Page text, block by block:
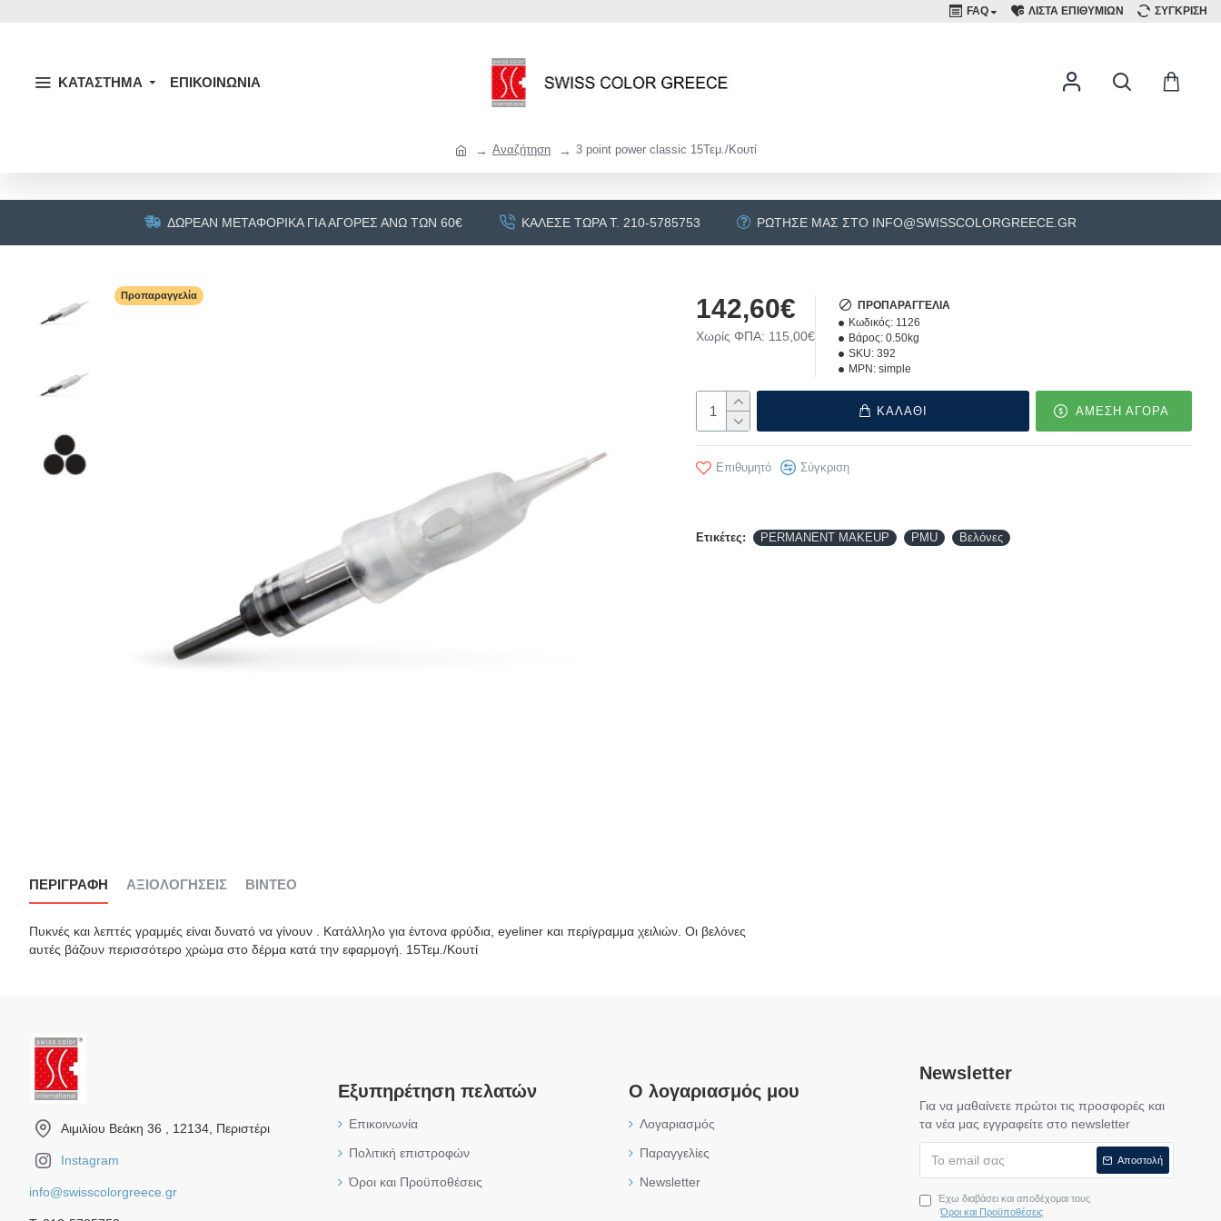
FAQ ΛΙΣΤΑ ΕΠΙΘΥΜΙΩΝ ΣΥΓΚΡΙΣΗ
ΚΑΤΑΣΤΗΜΑ ΕΠΙΚΟΙΝΩΝΙΑ
Αναζήτηση 3 point power classic 15Τεμ./Κουτί
ΔΩΡΕΆΝ ΜΕΤΑΦΟΡΙΚΆ ΓΙΑ ΑΓΟΡΈΣ ΆΝΩ ΤΩΝ 60€ ΚΆΛΕΣΕ ΤΏΡΑ Τ. 210-5785753 ΡΏΤΗΣΕ ΜΑΣ ΣΤΟ INFO@SWISSCOLORGREECE.GR
Προπαραγγελία 142,60€
Χωρίς ΦΠΑ: 115,00€
ΠΡΟΠΑΡΑΓΓΕΛΊΑ
Κωδικός: 1126
Βάρος: 0.50kg
SKU: 392
MPN: simple
ΚΑΛΑΘΙ ΑΜΕΣΗ ΑΓΟΡΑ
Επιθυμητό Σύγκριση
Ετικέτες: PERMANENT MAKEUP PMU Βελόνες
ΠΕΡΙΓΡΑΦΉ ΑΞΙΟΛΟΓΉΣΕΙΣ ΒΊΝΤΕΟ
Πυκνές και λεπτές γραμμές είναι δυνατό να γίνουν . Κατάλληλο για έντονα φρύδια, eyeliner και περίγραμμα χειλιών. Οι βελόνες
αυτές βάζουν περισσότερο χρώμα στο δέρμα κατά την εφαρμογή. 15Τεμ./Κουτί
Αιμιλίου Βεάκη 36 , 12134, Περιστέρι
Instagram
info@swisscolorgreece.gr
Εξυπηρέτηση πελατών
Επικοινωνία
Πολιτική επιστροφών
Όροι και Προϋποθέσεις
Ο λογαριασμός μου
Λογαριασμός
Παραγγελίες
Newsletter
Newsletter
Για να μαθαίνετε πρώτοι τις προσφορές και
τα νέα μας εγγραφείτε στο newsletter
Αποστολή
Έχω διαβάσει και αποδέχομαι τους
Όροι και Προϋποθέσεις